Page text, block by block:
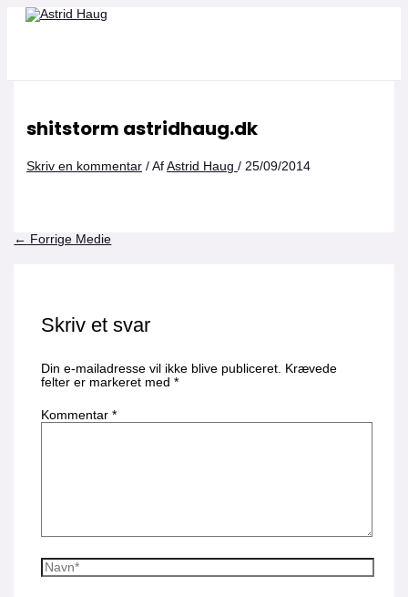
shitstorm astridhaug.dk
Skriv en kommentar / AfAstrid Haug/ 25/09/2014
← Forrige Medie
Skriv et svar
Din e-mailadresse vil ikke blive publiceret. Krævede
felter er markeret med *
Kommentar *
Navn*
Email*
Websted
Navn*
Email*
Websted